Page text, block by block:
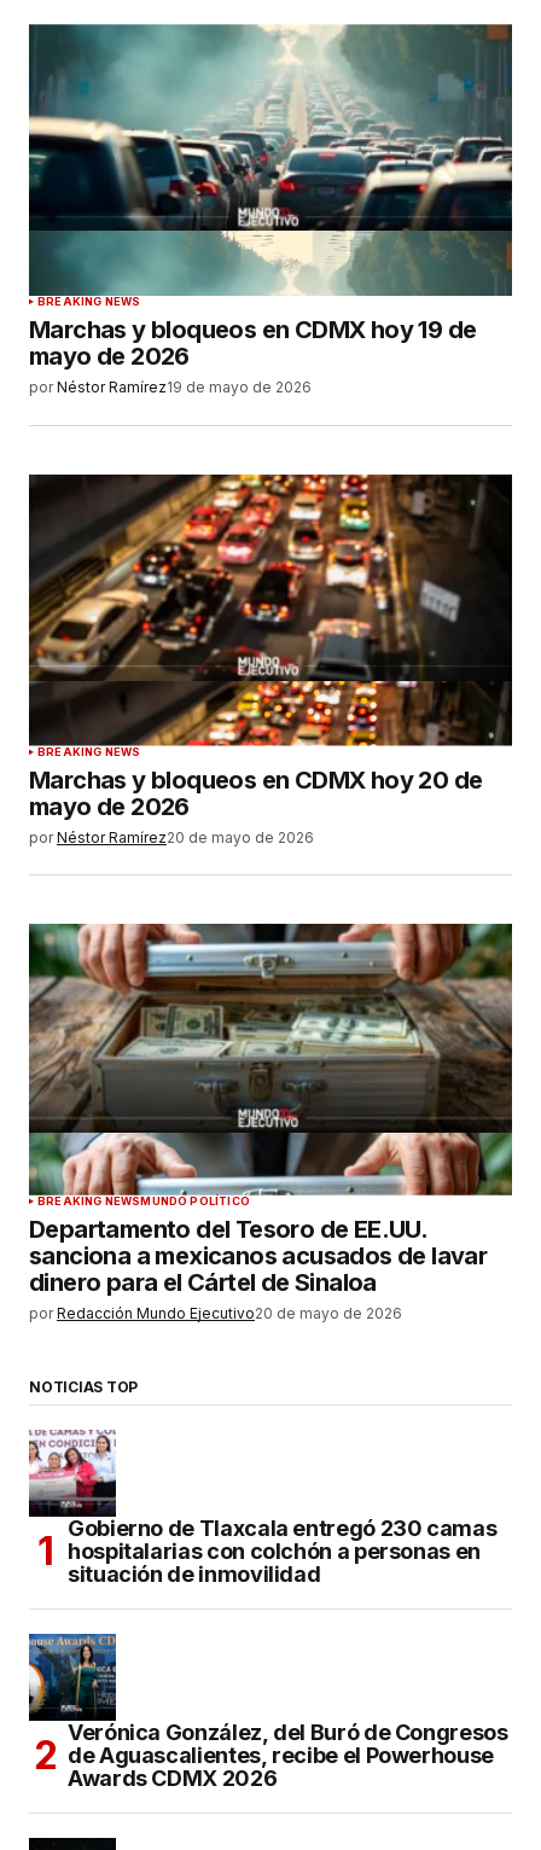
BREAKING NEWS
Marchas y bloqueos en CDMX hoy 19 de
mayo de 2026
por Néstor Ramírez19 de mayo de 2026
BREAKING NEWS
Marchas y bloqueos en CDMX hoy 20 de
mayo de 2026
por Néstor Ramírez20 de mayo de 2026
BREAKING NEWSMUNDO POLÍTICO
Departamento del Tesoro de EE.UU.
sanciona a mexicanos acusados de lavar
dinero para el Cártel de Sinaloa
por Redacción Mundo Ejecutivo20 de mayo de 2026
NOTICIAS TOP
Gobierno de Tlaxcala entregó 230 camas
hospitalarias con colchón a personas en
situación de inmovilidad
Verónica González, del Buró de Congresos
de Aguascalientes, recibe el Powerhouse
Awards CDMX 2026